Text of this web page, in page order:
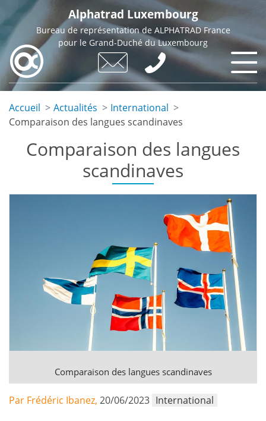
Skip
to
main
content
Alphatrad Luxembourg
Bureau de représentation de ALPHATRAD France
pour le Grand-Duché du Luxembourg
Accueil Actualités
International
Comparaison des langues scandinaves
Comparaison des langues
scandinaves
Comparaison des langues scandinaves
Par Frédéric Ibanez, 20/06/2023 International